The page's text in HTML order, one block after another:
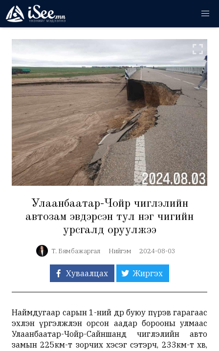
Улаанбаатар-Чойр чиглэлийн
автозам эвдэрсэн тул нэг чигийн
урсгалд оруулжээ
Т. Бямбажаргал Нийгэм 2024-08-03
Хуваалцах Жиргэх
Наймдугаар сарын 1-ний өдөр буюу пүрэв гарагаас
эхлэн үргэлжлэн орсон аадар борооны улмаас
Улаанбаатар-Чойр-Сайншанд чиглэлийн авто
замын 225км-т зорчих хэсэг сэтэрч, 233км-т хөвөө,